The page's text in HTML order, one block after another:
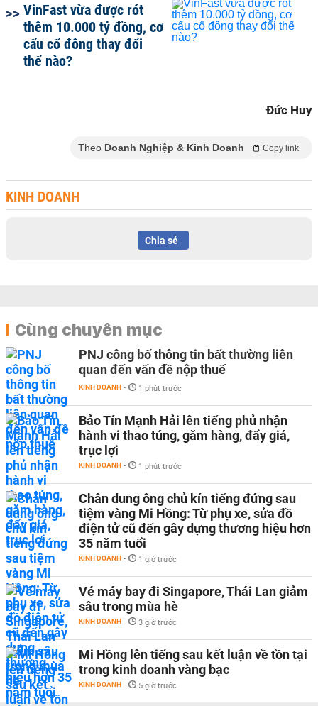
VinFast vừa được rót
thêm 10.000 tỷ đồng, cơ
cấu cổ đông thay đổi
thế nào?
Đức Huy
Theo Doanh Nghiệp & Kinh Doanh Copy link
KINH DOANH
Chia sẻ
Cùng chuyên mục
PNJ công bố thông tin bất thường liên
quan đến vấn đề nộp thuế
KINH DOANH - 1 phút trước
Bảo Tín Mạnh Hải lên tiếng phủ nhận
hành vi thao túng, găm hàng, đẩy giá,
trục lợi
KINH DOANH - 1 phút trước
Chân dung ông chủ kín tiếng đứng sau
tiệm vàng Mi Hồng: Từ phụ xe, sửa đồ
điện tử cũ đến gây dựng thương hiệu hơn
35 năm tuổi
KINH DOANH - 1 giờ trước
Vé máy bay đi Singapore, Thái Lan giảm
sâu trong mùa hè
KINH DOANH - 3 giờ trước
Mi Hồng lên tiếng sau kết luận về tồn tại
trong kinh doanh vàng bạc
KINH DOANH - 5 giờ trước